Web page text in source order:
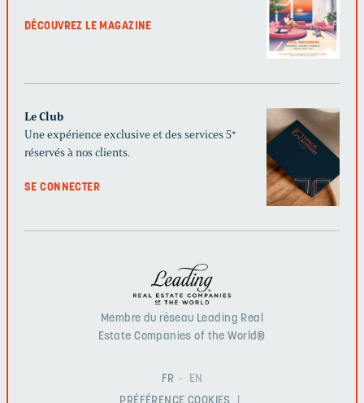
DÉCOUVREZ LE MAGAZINE
Le Club
Une expérience exclusive et des services 5*
réservés à nos clients.
SE CONNECTER
Membre du réseau Leading Real
Estate Companies of the World®
FR
EN